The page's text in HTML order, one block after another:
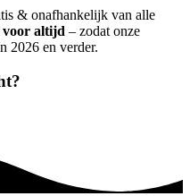
& onafhankelijk van alle
voor altijd – zodat onze
2026 en verder.